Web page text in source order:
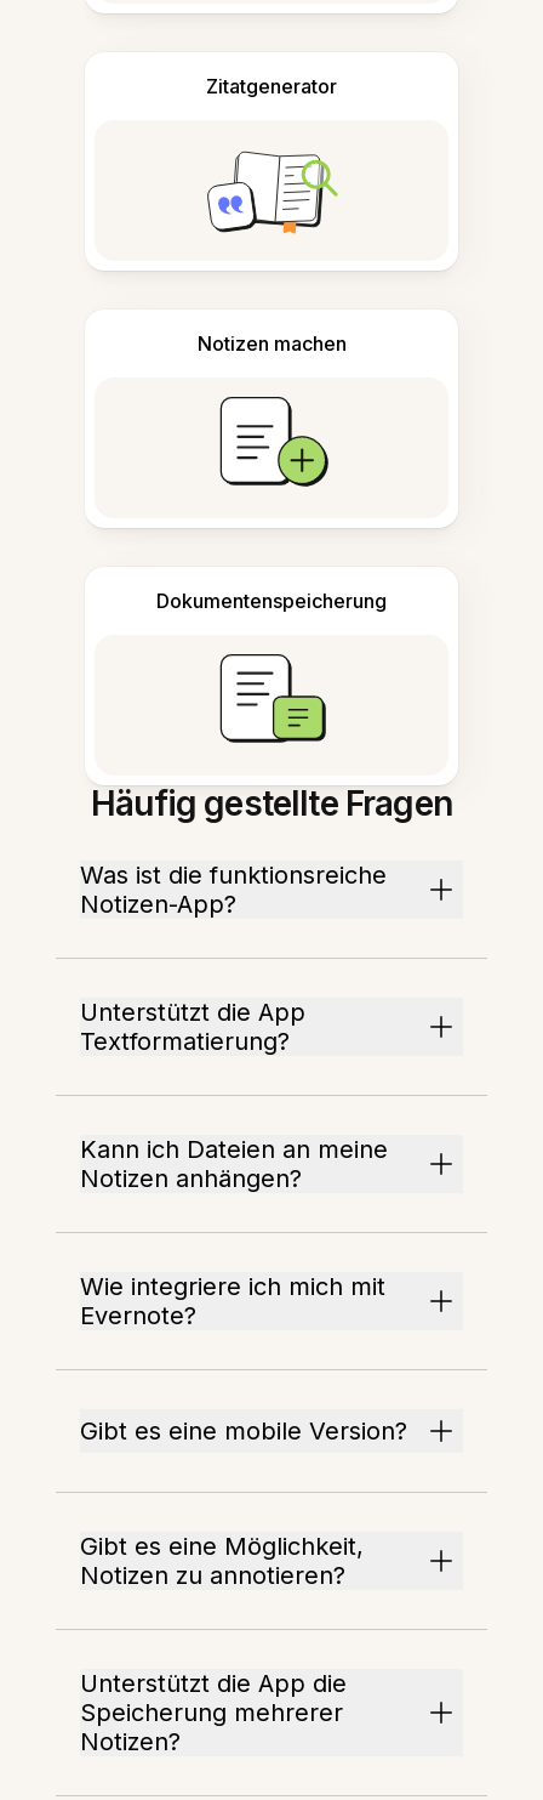
Zitatgenerator
Notizen machen
Dokumentenspeicherung
Häufig gestellte Fragen
Was ist die funktionsreiche
Notizen-App?
Unterstützt die App
Textformatierung?
Kann ich Dateien an meine
Notizen anhängen?
Wie integriere ich mich mit
Evernote?
Gibt es eine mobile Version?
Gibt es eine Möglichkeit,
Notizen zu annotieren?
Unterstützt die App die
Speicherung mehrerer
Notizen?